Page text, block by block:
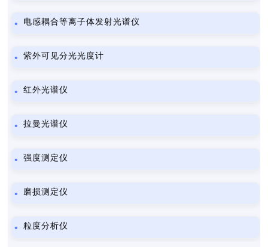
电感耦合等离子体发射光谱仪
紫外可见分光光度计
红外光谱仪
拉曼光谱仪
强度测定仪
磨损测定仪
粒度分析仪